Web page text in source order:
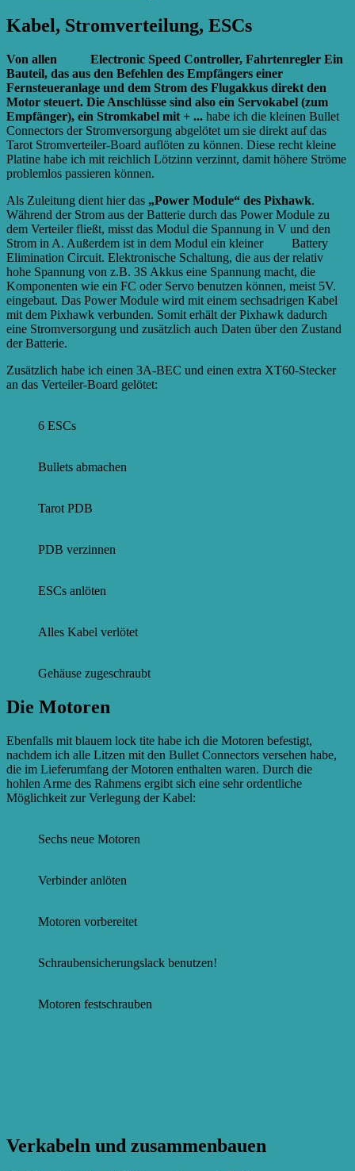
Kabel, Stromverteilung, ESCs
Von allen
Electronic Speed Controller, Fahrtenregler Ein
Bauteil, das aus den Befehlen des Empfängers einer
Fernsteueranlage und dem Strom des Flugakkus direkt den
Motor steuert. Die Anschlüsse sind also ein Servokabel (zum
Empfänger), ein Stromkabel mit + ... habe ich die kleinen Bullet
Connectors der Stromversorgung abgelötet um sie direkt auf das
Tarot Stromverteiler-Board auflöten zu können. Diese recht kleine
Platine habe ich mit reichlich Lötzinn verzinnt, damit höhere Ströme
problemlos passieren können.
Als Zuleitung dient hier das „Power Module“ des Pixhawk.
Während der Strom aus der Batterie durch das Power Module zu
dem Verteiler fließt, misst das Modul die Spannung in V und den
Strom in A. Außerdem ist in dem Modul ein kleiner
Battery
Elimination Circuit. Elektronische Schaltung, die aus der relativ
hohe Spannung von z.B. 3S Akkus eine Spannung macht, die
Komponenten wie ein FC oder Servo benutzen können, meist 5V.
eingebaut. Das Power Module wird mit einem sechsadrigen Kabel
mit dem Pixhawk verbunden. Somit erhält der Pixhawk dadurch
eine Stromversorgung und zusätzlich auch Daten über den Zustand
der Batterie.
Zusätzlich habe ich einen 3A-BEC und einen extra XT60-Stecker
an das Verteiler-Board gelötet:
6 ESCs
Bullets abmachen
Tarot PDB
PDB verzinnen
ESCs anlöten
Alles Kabel verlötet
Gehäuse zugeschraubt
Die Motoren
Ebenfalls mit blauem lock tite habe ich die Motoren befestigt,
nachdem ich alle Litzen mit den Bullet Connectors versehen habe,
die im Lieferumfang der Motoren enthalten waren. Durch die
hohlen Arme des Rahmens ergibt sich eine sehr ordentliche
Möglichkeit zur Verlegung der Kabel:
Sechs neue Motoren
Verbinder anlöten
Motoren vorbereitet
Schraubensicherungslack benutzen!
Motoren festschrauben
Verkabeln und zusammenbauen